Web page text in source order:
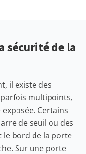
sécurité de la
il existe des
multipoints,
Certains
de seuil ou des
le bord de la porte
Sur une porte